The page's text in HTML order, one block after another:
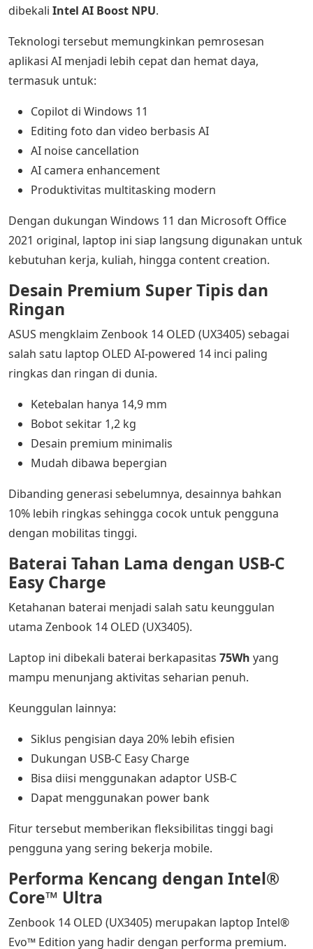
dibekali Intel AI Boost NPU.
Teknologi tersebut memungkinkan pemrosesan
aplikasi AI menjadi lebih cepat dan hemat daya,
termasuk untuk:
Copilot di Windows 11
Editing foto dan video berbasis AI
AI noise cancellation
AI camera enhancement
Produktivitas multitasking modern
Dengan dukungan Windows 11 dan Microsoft Office
2021 original, laptop ini siap langsung digunakan untuk
kebutuhan kerja, kuliah, hingga content creation.
Desain Premium Super Tipis dan
Ringan
ASUS mengklaim Zenbook 14 OLED (UX3405) sebagai
salah satu laptop OLED AI-powered 14 inci paling
ringkas dan ringan di dunia.
Ketebalan hanya 14,9 mm
Bobot sekitar 1,2 kg
Desain premium minimalis
Mudah dibawa bepergian
Dibanding generasi sebelumnya, desainnya bahkan
10% lebih ringkas sehingga cocok untuk pengguna
dengan mobilitas tinggi.
Baterai Tahan Lama dengan USB-C
Easy Charge
Ketahanan baterai menjadi salah satu keunggulan
utama Zenbook 14 OLED (UX3405).
Laptop ini dibekali baterai berkapasitas 75Wh yang
mampu menunjang aktivitas seharian penuh.
Keunggulan lainnya:
Siklus pengisian daya 20% lebih efisien
Dukungan USB-C Easy Charge
Bisa diisi menggunakan adaptor USB-C
Dapat menggunakan power bank
Fitur tersebut memberikan fleksibilitas tinggi bagi
pengguna yang sering bekerja mobile.
Performa Kencang dengan Intel®
Core™ Ultra
Zenbook 14 OLED (UX3405) merupakan laptop Intel®
Evo™ Edition yang hadir dengan performa premium.